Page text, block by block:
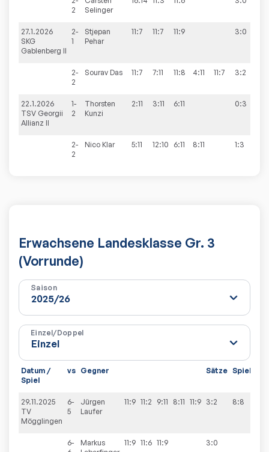
2
Selinger
27.1.2026
SKG
Gablenberg II
2-
1
Stjepan
Pehar
11:7 11:7 11:9 3:0
2-
2
Sourav Das 11:7 7:11 11:8 4:11 11:7 3:2
22.1.2026
TSV Georgii
Allianz II
1-
2
Thorsten
Kunzi
2:11 3:11 6:11 0:3
2-
2
Nico Klar 5:11 12:10 6:11 8:11 1:3
Erwachsene Landesklasse Gr. 3
(Vorrunde)
Saison
Einzel/Doppel
Datum /
Spiel
vs Gegner Sätze Spiele
29.11.2025
TV
Mögglingen
6-
5
Jürgen
Laufer
11:9 11:2 9:11 8:11 11:9 3:2 8:8
6-
Markus
11:9 11:6 11:9 3:0